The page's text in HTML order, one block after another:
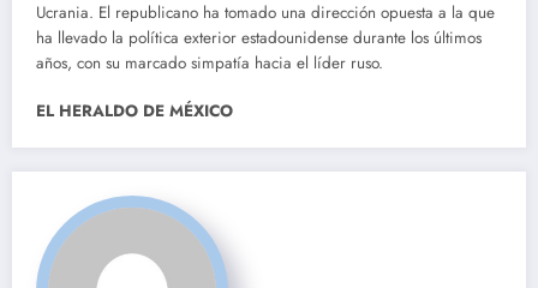
Ucrania. El republicano ha tomado una dirección opuesta a la que
ha llevado la política exterior estadounidense durante los últimos
años, con su marcado simpatía hacia el líder ruso.
EL HERALDO DE MÉXICO